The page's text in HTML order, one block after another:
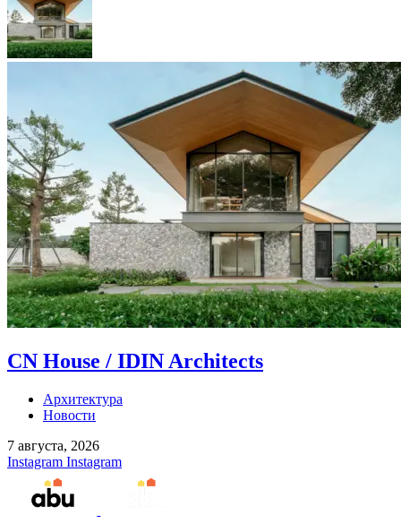
CN House / IDIN Architects
Архитектура
Новости
7 августа, 2026
Instagram Instagram